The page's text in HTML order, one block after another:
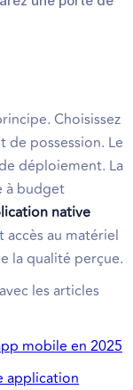
Choisissez
possession. Le
déploiement. La
à budget
native
au matériel
la qualité perçue.
les articles
mobile en 2025
application